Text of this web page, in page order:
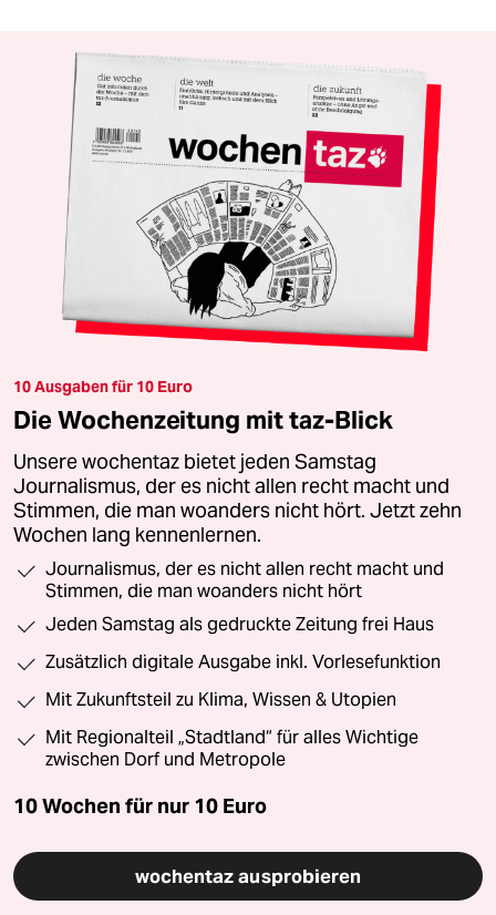
10 Ausgaben für 10 Euro
Die Wochenzeitung mit taz-Blick
Unsere wochentaz bietet jeden Samstag
Journalismus, der es nicht allen recht macht und
Stimmen, die man woanders nicht hört. Jetzt zehn
Wochen lang kennenlernen.
Journalismus, der es nicht allen recht macht und
Stimmen, die man woanders nicht hört
Jeden Samstag als gedruckte Zeitung frei Haus
Zusätzlich digitale Ausgabe inkl. Vorlesefunktion
Mit Zukunftsteil zu Klima, Wissen & Utopien
Mit Regionalteil „Stadtland“ für alles Wichtige
zwischen Dorf und Metropole
10 Wochen für nur 10 Euro
wochentaz ausprobieren